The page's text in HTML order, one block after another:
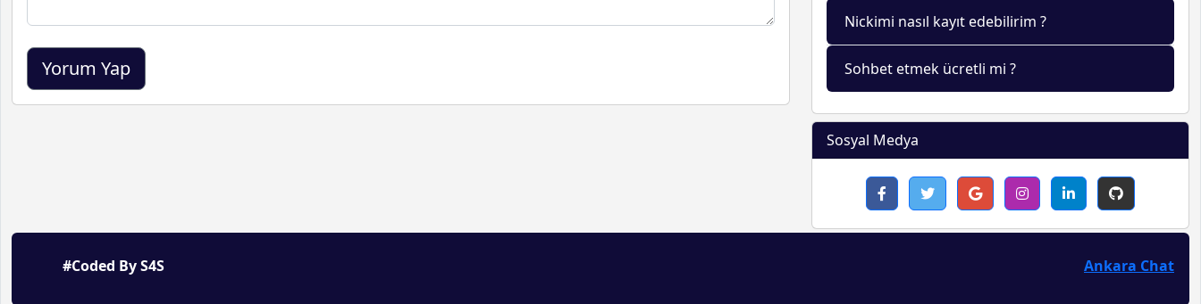
Nickimi nasıl kayıt edebilirim ?
Sohbet etmek ücretli mi ?
Sosyal Medya
#Coded By S4S Ankara Chat